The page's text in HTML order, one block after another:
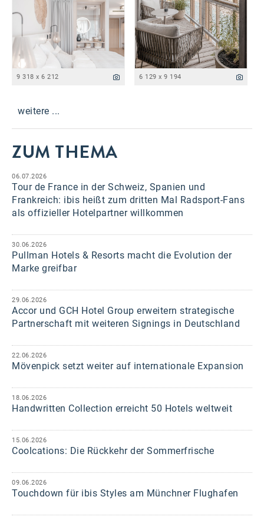
9 318 x 6 212 6 129 x 9 194
weitere ...
ZUM THEMA
06.07.2026
Tour de France in der Schweiz, Spanien und
Frankreich: ibis heißt zum dritten Mal Radsport-Fans
als offizieller Hotelpartner willkommen
30.06.2026
Pullman Hotels & Resorts macht die Evolution der
Marke greifbar
29.06.2026
Accor und GCH Hotel Group erweitern strategische
Partnerschaft mit weiteren Signings in Deutschland
22.06.2026
Mövenpick setzt weiter auf internationale Expansion
18.06.2026
Handwritten Collection erreicht 50 Hotels weltweit
15.06.2026
Coolcations: Die Rückkehr der Sommerfrische
09.06.2026
Touchdown für ibis Styles am Münchner Flughafen